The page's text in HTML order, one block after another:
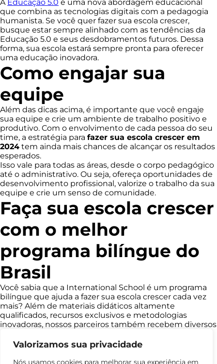
Valorizamos sua privacidade
Nós usamos cookies para melhorar sua experiência em
A Educação 5.0 é uma nova abordagem educacional
que combina as tecnologias digitais com a pedagogia
humanista. Se você quer fazer sua escola crescer,
busque estar sempre alinhado com as tendências da
Educação 5.0 e seus desdobramentos futuros. Dessa
forma, sua escola estará sempre pronta para oferecer
uma educação inovadora.
Como engajar sua
equipe
Além das dicas acima, é importante que você engaje
sua equipe e crie um ambiente de trabalho positivo e
produtivo. Com o envolvimento de cada pessoa do seu
time, a estratégia para fazer sua escola crescer em
2024 tem ainda mais chances de alcançar os resultados
esperados.
Isso vale para todas as áreas, desde o corpo pedagógico
até o administrativo. Ou seja, ofereça oportunidades de
desenvolvimento profissional, valorize o trabalho da sua
equipe e crie um senso de comunidade.
Faça sua escola crescer
com o melhor
programa bilíngue do
Brasil
Você sabia que a International School é um programa
bilíngue que ajuda a fazer sua escola crescer cada vez
mais? Além de materiais didáticos altamente
qualificados, recursos exclusivos e metodologias
inovadoras, nossos parceiros também recebem diversos
Com o objetivo de fazer as instituições alavancarem
seus resultados, disponibilizamos consultorias com
especialistas. Dessa forma, é possível entender as